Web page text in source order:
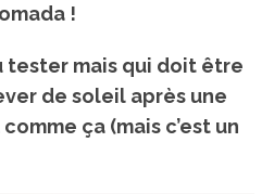
!
tester mais qui doit être
de soleil après une
comme ça (mais c’est un